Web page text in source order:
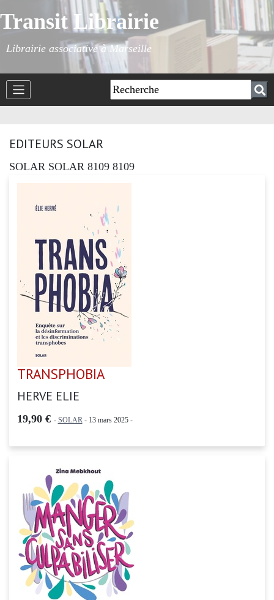
Transit Librairie
Librairie associative à Marseille
EDITEURS SOLAR
SOLAR SOLAR 8109 8109
TRANSPHOBIA
HERVE ELIE
19,90 € - SOLAR- 13 mars 2025 -